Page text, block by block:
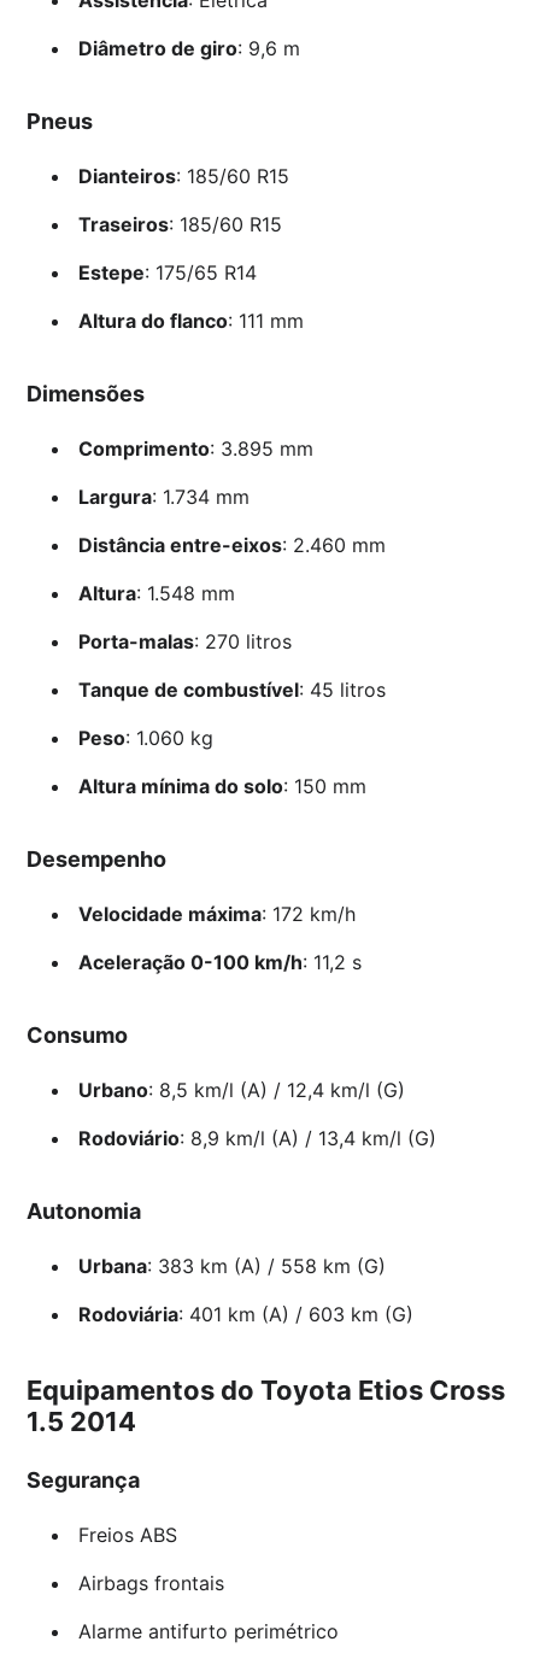
Diâmetro de giro: 9,6 m
Pneus
Dianteiros: 185/60 R15
Traseiros: 185/60 R15
Estepe: 175/65 R14
Altura do flanco: 111 mm
Dimensões
Comprimento: 3.895 mm
Largura: 1.734 mm
Distância entre-eixos: 2.460 mm
Altura: 1.548 mm
Porta-malas: 270 litros
Tanque de combustível: 45 litros
Peso: 1.060 kg
Altura mínima do solo: 150 mm
Desempenho
Velocidade máxima: 172 km/h
Aceleração 0-100 km/h: 11,2 s
Consumo
Urbano: 8,5 km/l (A) / 12,4 km/l (G)
Rodoviário: 8,9 km/l (A) / 13,4 km/l (G)
Autonomia
Urbana: 383 km (A) / 558 km (G)
Rodoviária: 401 km (A) / 603 km (G)
Equipamentos do Toyota Etios Cross
1.5 2014
Segurança
Freios ABS
Airbags frontais
Alarme antifurto perimétrico